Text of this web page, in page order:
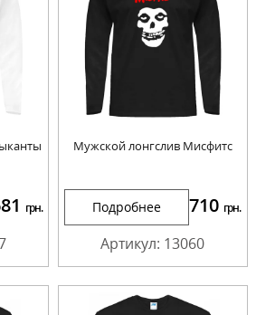
грн.
Мужской лонгслив Мисфитс
Подробнее 710 грн.
Артикул: 13060